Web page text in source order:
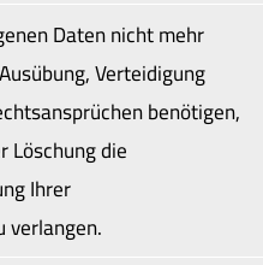
Daten nicht mehr
Verteidigung
benötigen,
Löschung die
Ihrer
verlangen.